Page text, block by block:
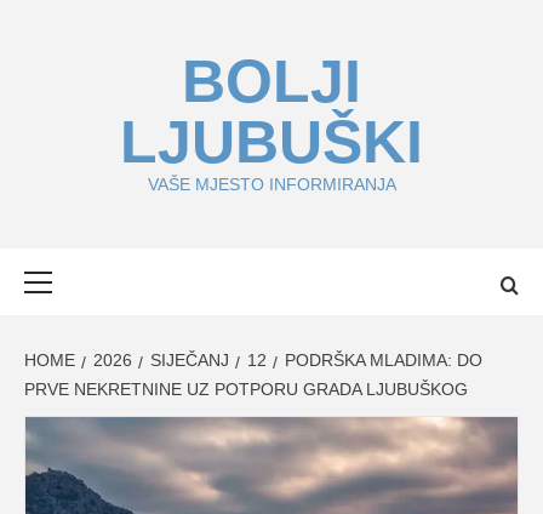
BOLJI
LJUBUŠKI
VAŠE MJESTO INFORMIRANJA
HOME 2026 SIJEČANJ 12
PODRŠKA MLADIMA: DO
PRVE NEKRETNINE UZ POTPORU GRADA LJUBUŠKOG